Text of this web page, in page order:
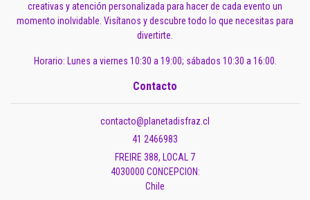
creativas y atención personalizada para hacer de cada evento un
momento inolvidable. Visítanos y descubre todo lo que necesitas para
divertirte.
Horario: Lunes a viernes 10:30 a 19:00; sábados 10:30 a 16:00.
Contacto
contacto@planetadisfraz.cl
41 2466983
FREIRE 388, LOCAL 7
4030000 CONCEPCION:
Chile